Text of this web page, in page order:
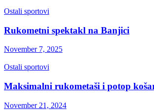
Ostali sportovi
Rukometni spektakl na Banjici
November 7, 2025
Ostali sportovi
Maksimalni rukometaši i potop
November 21, 2024